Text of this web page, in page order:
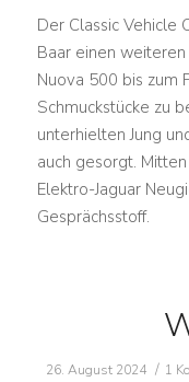
Der Classic Vehicle
Baar einen weiteren
Nuova 500 bis zum
Schmuckstücke zu
unterhielten Jung
auch gesorgt.
Elektro-Jaguar
Gesprächsstoff.
26. August 2024 / 1